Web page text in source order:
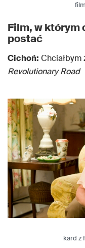
Film, w którym
postać
Cichoń:
Revolutionary Road
kard z